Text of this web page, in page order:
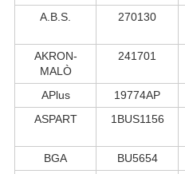
A.B.S.
270130
AKRON-
MALÒ
241701
APlus 19774AP
ASPART
1BUS1156
BGA BU5654